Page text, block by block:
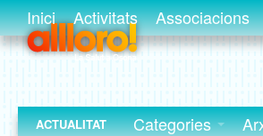
Inici Activitats Associacions
ACTUALITAT Categories